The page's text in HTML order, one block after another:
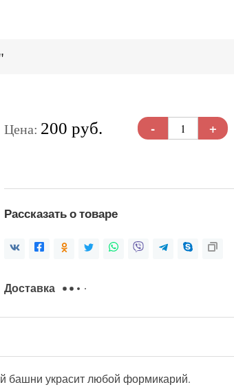
Цена: 200 руб. - +
Рассказать о товаре
Доставка
башни украсит любой формикарий.